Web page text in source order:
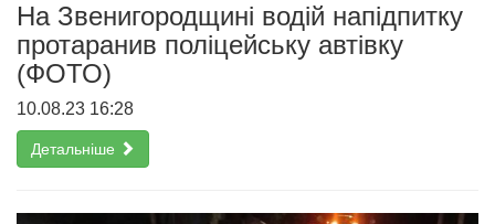
На Звенигородщині водій напідпитку
протаранив поліцейську автівку
(ФОТО)
10.08.23 16:28
Детальніше